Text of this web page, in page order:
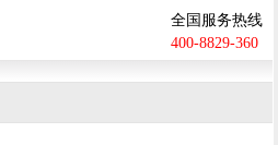
全国服务热线
400-8829-360